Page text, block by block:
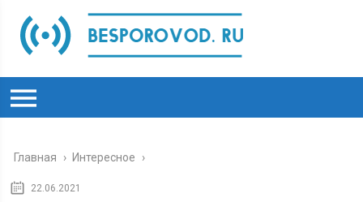
Главная › Интересное ›
22.06.2021